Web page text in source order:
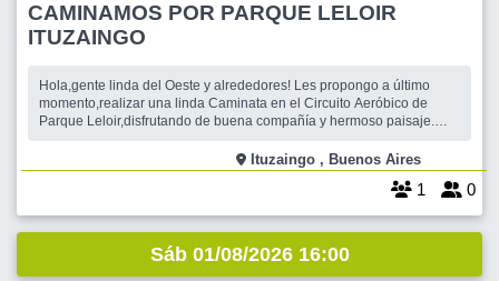
CAMINAMOS POR PARQUE LELOIR
ITUZAINGO
Hola,gente linda del Oeste y alrededores! Les propongo a último
momento,realizar una linda Caminata en el Circuito Aeróbico de
Parque Leloir,disfrutando de buena compañía y hermoso paisaje.
Leloir,Vlla Udaondo,a las !5.30hs. Luego podemos ir a tomar un café
y charlar en algun
Ituzaingo , Buenos Aires
1 0
Sáb 01/08/2026 16:00